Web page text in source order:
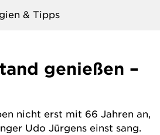
& Tipps
genießen –
nicht erst mit 66 Jahren an,
Udo Jürgens einst sang.